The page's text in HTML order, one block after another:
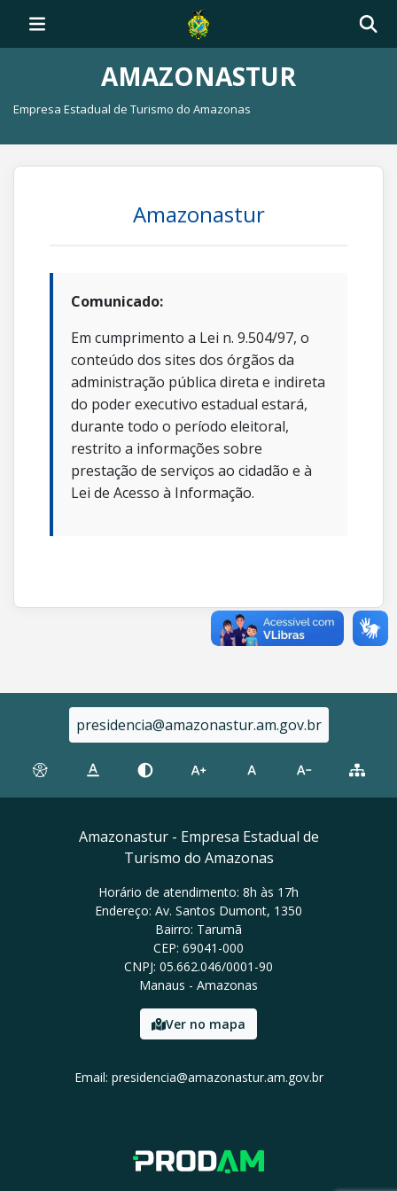
AMAZONASTUR
Empresa Estadual de Turismo do Amazonas
Amazonastur
Comunicado:
Em cumprimento a Lei n. 9.504/97, o
conteúdo dos sites dos órgãos da
administração pública direta e indireta
do poder executivo estadual estará,
durante todo o período eleitoral,
restrito a informações sobre
prestação de serviços ao cidadão e à
Lei de Acesso à Informação.
presidencia@amazonastur.am.gov.br
Amazonastur - Empresa Estadual de
Turismo do Amazonas
Horário de atendimento: 8h às 17h
Endereço: Av. Santos Dumont, 1350
Bairro: Tarumã
CEP: 69041-000
CNPJ: 05.662.046/0001-90
Manaus - Amazonas
Ver no mapa
Email: presidencia@amazonastur.am.gov.br